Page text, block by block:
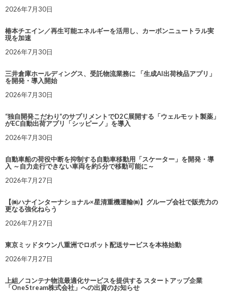
2026年7月30日
椿本チエイン／再生可能エネルギーを活用し、カーボンニュートラル実
現を加速
2026年7月30日
三井倉庫ホールディングス、受託物流業務に 「生成AI出荷検品アプリ」
を開発・導入開始
2026年7月30日
“独自開発こだわり”のサプリメントでD2C展開する「ウェルモット製薬」
がEC自動出荷アプリ「シッピーノ」を導入
2026年7月30日
自動車船の荷役中断を抑制する自動車移動用「スケーター」を開発・導
入 ～自力走行できない車両を約5分で移動可能に～
2026年7月27日
【㈱ハナインターナショナル×星清重機運輸㈱】グループ会社で販売力の
更なる強化ねらう
2026年7月27日
東京ミッドタウン八重洲でロボット配送サービスを本格始動
2026年7月27日
上組／コンテナ物流最適化サービスを提供する スタートアップ企業
「OneStream株式会社」への出資のお知らせ